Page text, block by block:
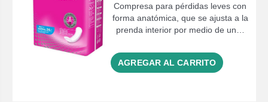
Compresa para pérdidas leves con
forma anatómica, que se ajusta a la
prenda interior por medio de un…
AGREGAR AL CARRITO